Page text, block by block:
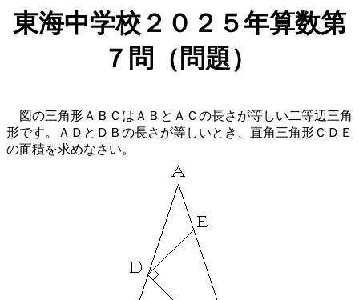
東海中学校２０２５年算数第
７問（問題）
図の三角形ＡＢＣはＡＢとＡＣの長さが等しい二等辺三角
形です。ＡＤとＤＢの長さが等しいとき、直角三角形ＣＤＥ
の面積を求めなさい。